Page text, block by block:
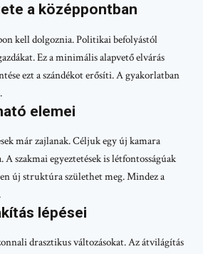
a középpontban
kell dolgoznia. Politikai befolyástól
Ez a minimális alapvető elvárás
ezt a szándékot erősíti. A gyakorlatban
elemei
már zajlanak. Céljuk egy új kamara
szakmai egyeztetések is létfontosságúak
új struktúra születhet meg. Mindez a
lépései
drasztikus változásokat. Az átvilágítás